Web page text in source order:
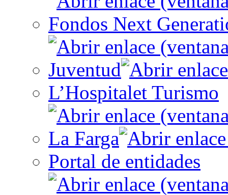
Fondos Next
Juventud
L’Hospitalet Turismo
La Farga
Portal de entidades